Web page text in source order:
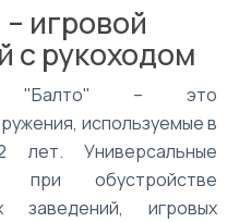
игровой
с рукоходом
"Балто" – это
используемые в
Универсальные
при обустройстве
заведений, игровых